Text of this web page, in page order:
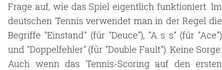
Frage auf, wie das Spiel eigentlich funktioniert. Im
deutschen Tennis verwendet man in der Regel die
Begriffe "Einstand" (für "Deuce"), "A s s" (für "Ace")
und "Doppelfehler" (für "Double Fault"). Keine Sorge:
Auch wenn das Tennis-Scoring auf den ersten